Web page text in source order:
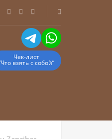
Чек-лист
взять с собой”